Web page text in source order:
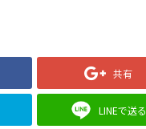
共有
LINEで送る